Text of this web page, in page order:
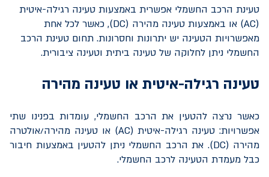
טעינת הרכב החשמלי אפשרית באמצעות טעינה רגילה-איטית
(AC) או באמצעות טעינה מהירה (DC), כאשר לכל אחת
מאפשרויות הטעינה יש יתרונות וחסרונות. תחום טעינת הרכב
החשמלי ניתן לחלוקה של טעינה ביתית וטעינה ציבורית.
טעינה רגילה-איטית או טעינה מהירה
כאשר נרצה להטעין את הרכב החשמלי, עומדות בפנינו שתי
אפשרויות: טעינה רגילה-איטית (AC) או טעינה מהירה/אולטרה
מהירה (DC). את הרכב החשמלי ניתן להטעין באמצעות חיבור
כבל מעמדת הטעינה לרכב החשמלי.